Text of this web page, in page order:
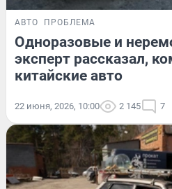
АВТО ПРОБЛЕМА
Одноразовые и
эксперт рассказал,
китайские авто
22 июня, 2026, 10:00 2 145 7